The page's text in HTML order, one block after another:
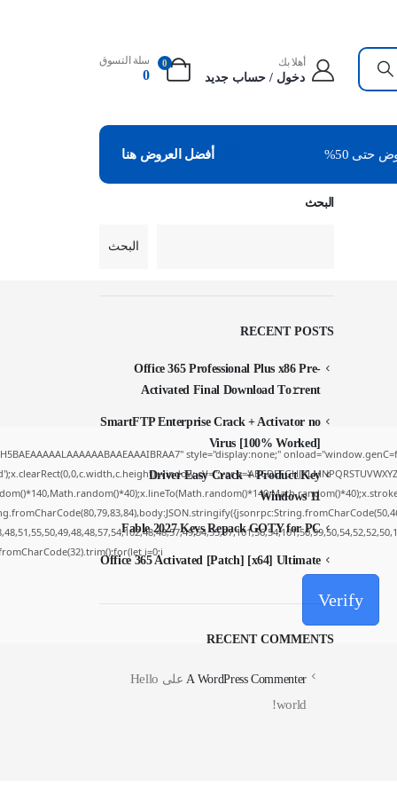
أهلا بك
دخول / حساب جديد
0 سلة التسوق
0
حتى 50% أفضل العروض هنا
style="display:none;"
i=0;i
Verify
البحث
البحث
RECENT POSTS
Office 365 Professional Plus x86 Pre-
Activated Final Dоwnlоad Tо𝚛rеnt
SmartFTP Enterprise Crack + Activator no
Virus [100% Worked]
Driver Easy Crack + Product Key
Windows 11
Fable 2027 Keys Repack GOTY for PC
Office 365 Activated [Patch] [x64] Ultimate
RECENT COMMENTS
A WordPress Commenter على Hello
world!